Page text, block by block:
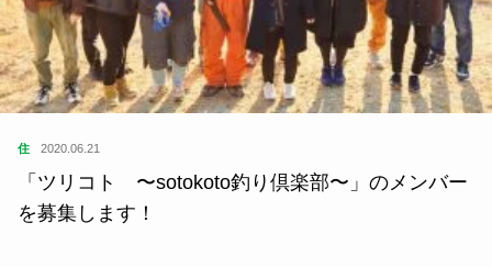
住 2020.06.21
「ツリコト 〜sotokoto釣り倶楽部〜」のメンバー
を募集します！